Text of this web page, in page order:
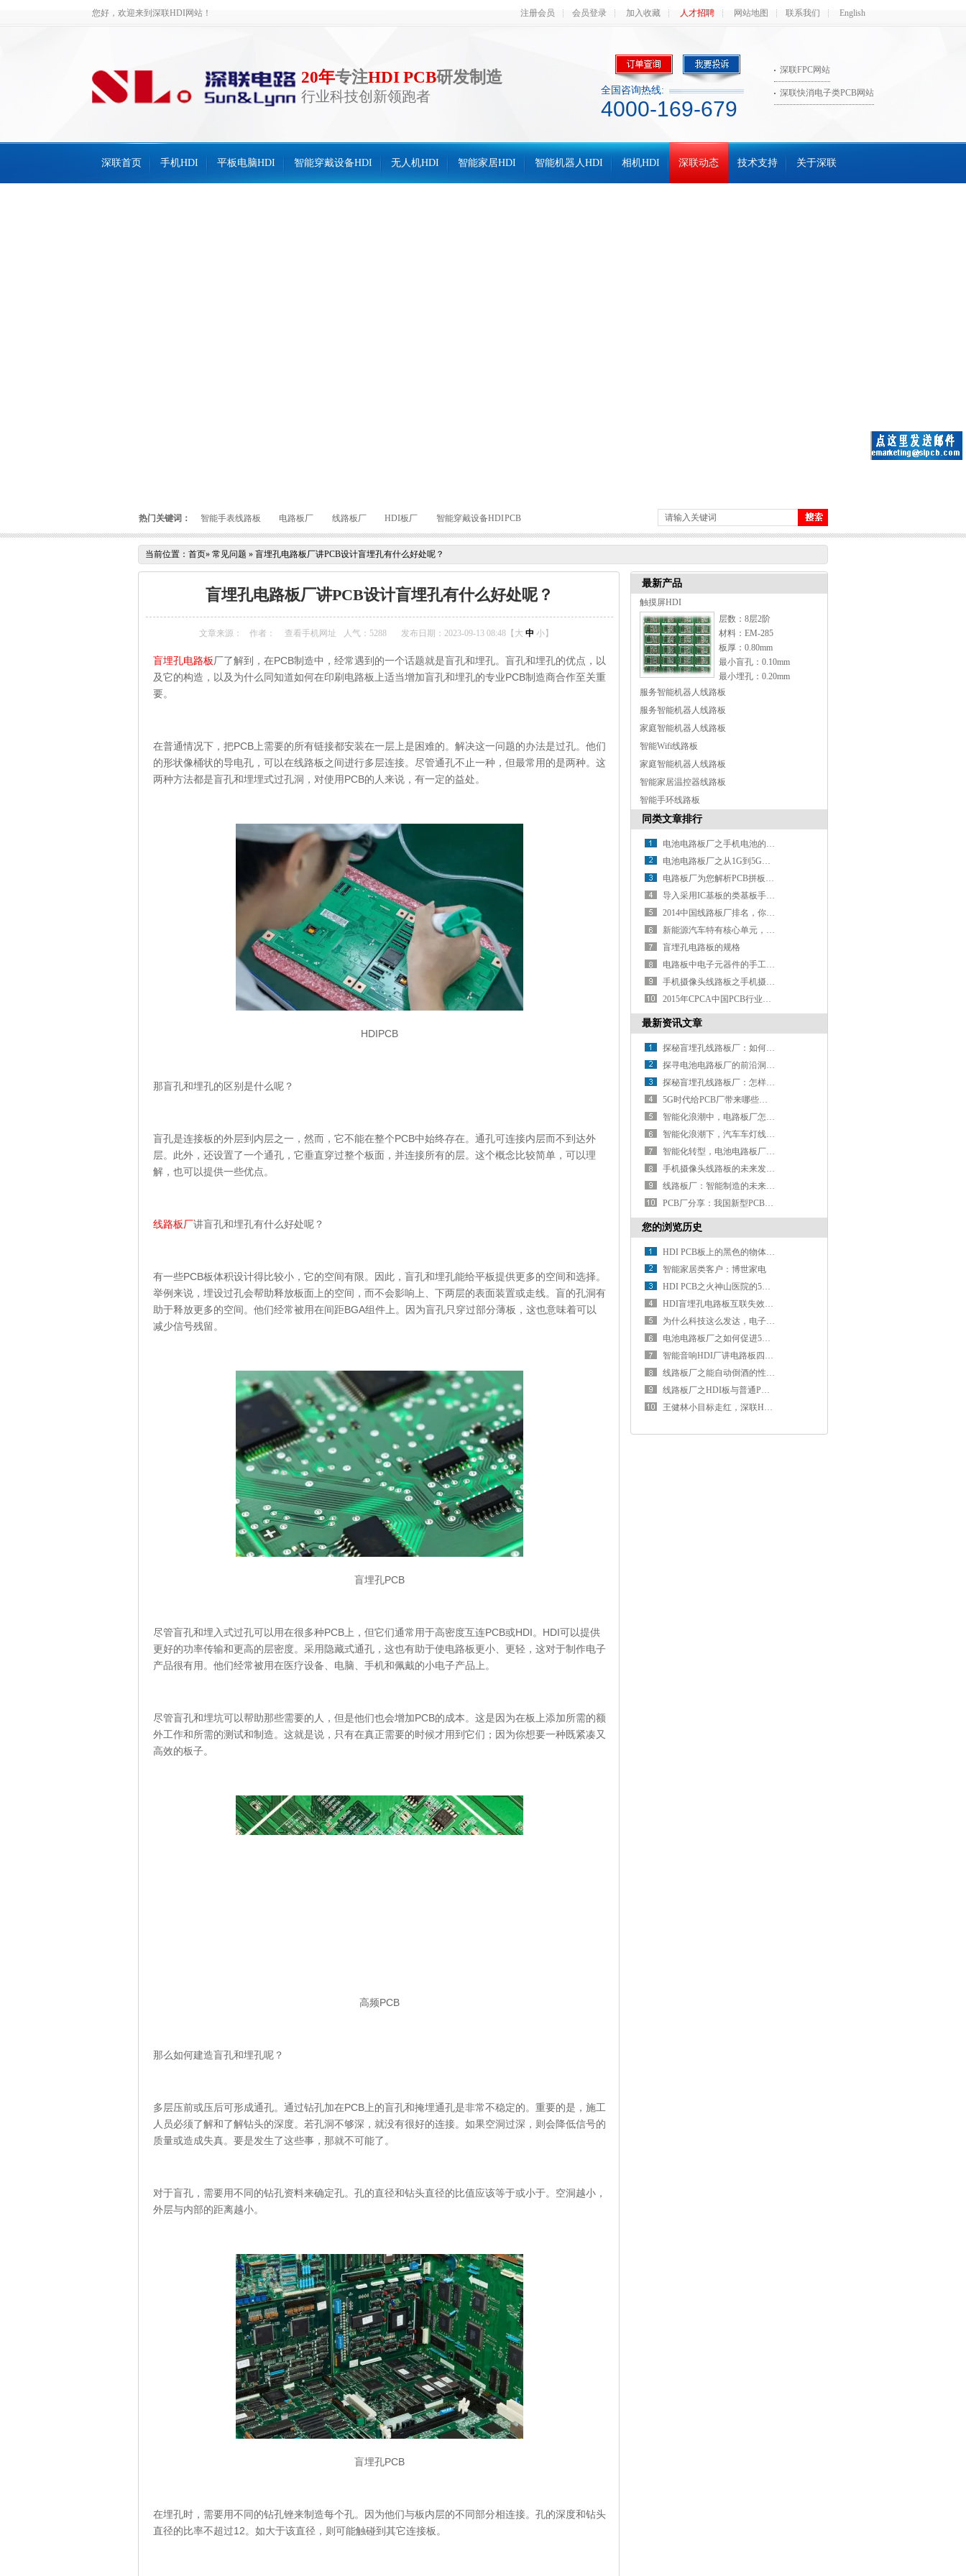
注册会员 会员登录 加入收藏 人才招聘 网站地图 联系我们 English
您好，欢迎来到深联HDI网站！
20年专注HDI PCB研发制造
行业科技创新领跑者 全国咨询热线:
4000-169-679
深联FPC网站
深联快消电子类PCB网站
深联首页 手机HDI 平板电脑HDI 智能穿戴设备HDI 无人机HDI 智能家居HDI 智能机器人HDI 相机HDI 深联动态 技术支持 关于深联
热门关键词： 智能手表线路板 电路板厂 线路板厂 HDI板厂 智能穿戴设备HDI PCB
当前位置： 首页» 常见问题 » 盲埋孔电路板厂讲PCB设计盲埋孔有什么好处呢？
盲埋孔电路板厂讲PCB设计盲埋孔有什么好处呢？
文章来源： 作者： 查看手机网址 人气： 5288 发布日期：2023-09-13 08:48【 大 中 小】
盲埋孔电路板厂了解到，在PCB制造中，经常遇到的一个话题就是盲孔和埋孔。盲孔和埋孔的优点，以
及它的构造，以及为什么同知道如何在印刷电路板上适当增加盲孔和埋孔的专业PCB制造商合作至关重
要。
在普通情况下，把PCB上需要的所有链接都安装在一层上是困难的。解决这一问题的办法是过孔。他们
的形状像桶状的导电孔，可以在线路板之间进行多层连接。尽管通孔不止一种，但最常用的是两种。这
两种方法都是盲孔和埋埋式过孔洞，对使用PCB的人来说，有一定的益处。
HDIPCB
那盲孔和埋孔的区别是什么呢？
盲孔是连接板的外层到内层之一，然而，它不能在整个PCB中始终存在。通孔可连接内层而不到达外
层。此外，还设置了一个通孔，它垂直穿过整个板面，并连接所有的层。这个概念比较简单，可以理
解，也可以提供一些优点。
线路板厂讲盲孔和埋孔有什么好处呢？
有一些PCB板体积设计得比较小，它的空间有限。因此，盲孔和埋孔能给平板提供更多的空间和选择。
举例来说，埋设过孔会帮助释放板面上的空间，而不会影响上、下两层的表面装置或走线。盲的孔洞有
助于释放更多的空间。他们经常被用在间距BGA组件上。因为盲孔只穿过部分薄板，这也意味着可以
减少信号残留。
盲埋孔PCB
尽管盲孔和埋入式过孔可以用在很多种PCB上，但它们通常用于高密度互连PCB或HDI。HDI可以提供
更好的功率传输和更高的层密度。采用隐藏式通孔，这也有助于使电路板更小、更轻，这对于制作电子
产品很有用。他们经常被用在医疗设备、电脑、手机和佩戴的小电子产品上。
尽管盲孔和埋坑可以帮助那些需要的人，但是他们也会增加PCB的成本。这是因为在板上添加所需的额
外工作和所需的测试和制造。这就是说，只有在真正需要的时候才用到它们；因为你想要一种既紧凑又
高效的板子。
高频PCB
那么如何建造盲孔和埋孔呢？
多层压前或压后可形成通孔。通过钻孔加在PCB上的盲孔和掩埋通孔是非常不稳定的。重要的是，施工
人员必须了解和了解钻头的深度。若孔洞不够深，就没有很好的连接。如果空洞过深，则会降低信号的
质量或造成失真。要是发生了这些事，那就不可能了。
对于盲孔，需要用不同的钻孔资料来确定孔。孔的直径和钻头直径的比值应该等于或小于。空洞越小，
外层与内部的距离越小。
盲埋孔PCB
在埋孔时，需要用不同的钻孔锉来制造每个孔。因为他们与板内层的不同部分相连接。孔的深度和钻头
直径的比率不超过12。如大于该直径，则可能触碰到其它连接板。
最新产品
触摸屏HDI
层数：8层2阶
材料：EM-285
板厚：0.80mm
最小盲孔：0.10mm
最小埋孔：0.20mm
表面处理：OSP
特点：Any-layer 设计
服务智能机器人线路板
服务智能机器人线路板
家庭智能机器人线路板
智能Wifi线路板
家庭智能机器人线路板
智能家居温控器线路板
智能手环线路板
同类文章排行
电池电路板厂之手机电池的那些“误会”
电池电路板厂之从1G到5G手机进化史，鬼知道手机经历了什么？
电路板厂为您解析PCB拼板设计
导入采用IC基板的类基板手机HDI技术
2014中国线路板厂排名，你知道几家？
新能源汽车特有核心单元，带动电池线路板厂新增长
盲埋孔电路板的规格
电路板中电子元器件的手工焊接方法分析（上）
手机摄像头线路板之手机摄像头模组的工作原理以及封装方法
2015年CPCA中国PCB行业排行榜正式出炉！深联电路内资排名第10！综合排名第28！
最新资讯文章
探秘盲埋孔线路板厂：如何用精密工艺打造电路 “隐形脉络”？
探寻电池电路板厂的前沿洞察：行业发展驶向何方？
探秘盲埋孔线路板厂：怎样解锁精密制造的密码？
5G时代给PCB厂带来哪些新挑战？
智能化浪潮中，电路板厂怎样推进智能制造升级？
智能化浪潮下，汽车车灯线路怎样实现精准控制与智能交互？
智能化转型，电池电路板厂如何破局？
手机摄像头线路板的未来发展方向在哪？
线路板厂：智能制造的未来之路
PCB厂分享：我国新型PCB产业分析
您的浏览历史
HDI PCB板上的黑色的物体是什么？
智能家居类客户：博世家电
HDI PCB之火神山医院的5G基站
HDI盲埋孔电路板互联失效原因
为什么科技这么发达，电子产品还用电路板？没有其他替代的产品？
电池电路板厂之如何促进5G+车联网协同发展
智能音响HDI厂讲电路板四层板和两层板有什么区别？
线路板厂之能自动倒酒的性感晚礼服 Waiter才会宴会焦点
线路板厂之HDI板与普通PCB有什么区别
王健林小目标走红，深联HDI厂的小目标是…